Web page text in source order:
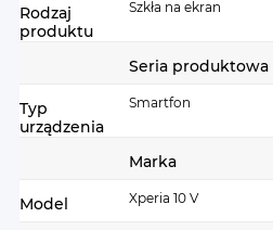
Rodzaj
produktu
Szkła na ekran
Seria produktowa
Typ
urządzenia
Smartfon
Marka
Model Xperia 10 V